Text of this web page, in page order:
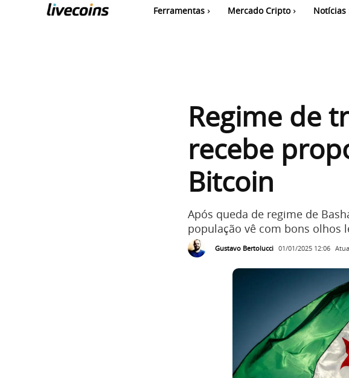
Ferramentas Mercado Cripto Notícias
Regime de
recebe
Bitcoin
Após queda de regime de
população vê com bons olhos
Gustavo Bertolucci 01/01/2025 12:06